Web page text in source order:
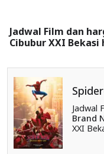
Jadwal Film dan
Cibubur XXI Bekasi
Jadwal
Brand
XXI